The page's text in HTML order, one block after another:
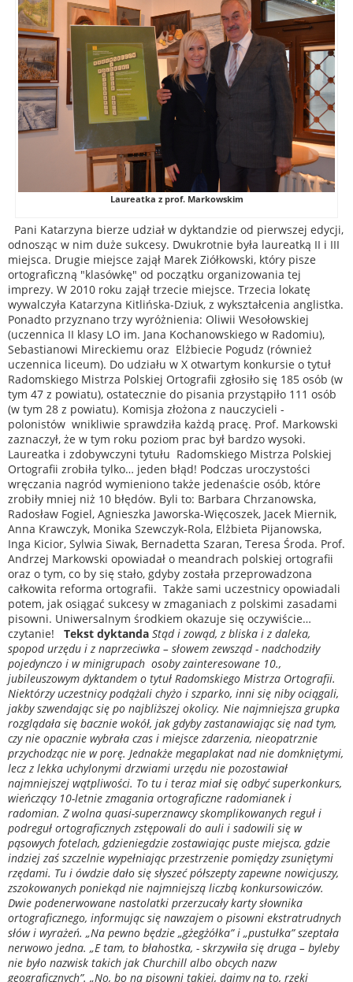
Laureatka z prof. Markowskim
Pani Katarzyna bierze udział w dyktandzie od pierwszej edycji,
odnosząc w nim duże sukcesy. Dwukrotnie była laureatką II i III
miejsca. Drugie miejsce zajął Marek Ziółkowski, który pisze
ortograficzną "klasówkę" od początku organizowania tej
imprezy. W 2010 roku zajął trzecie miejsce. Trzecia lokatę
wywalczyła Katarzyna Kitlińska-Dziuk, z wykształcenia anglistka.
Ponadto przyznano trzy wyróżnienia: Oliwii Wesołowskiej
(uczennica II klasy LO im. Jana Kochanowskiego w Radomiu),
Sebastianowi Mireckiemu oraz Elżbiecie Pogudz (również
uczennica liceum). Do udziału w X otwartym konkursie o tytuł
Radomskiego Mistrza Polskiej Ortografii zgłosiło się 185 osób (w
tym 47 z powiatu), ostatecznie do pisania przystąpiło 111 osób
(w tym 28 z powiatu). Komisja złożona z nauczycieli -
polonistów wnikliwie sprawdziła każdą pracę. Prof. Markowski
zaznaczył, że w tym roku poziom prac był bardzo wysoki.
Laureatka i zdobywczyni tytułu Radomskiego Mistrza Polskiej
Ortografii zrobiła tylko… jeden błąd! Podczas uroczystości
wręczania nagród wymieniono także jedenaście osób, które
zrobiły mniej niż 10 błędów. Byli to: Barbara Chrzanowska,
Radosław Fogiel, Agnieszka Jaworska-Więcoszek, Jacek Miernik,
Anna Krawczyk, Monika Szewczyk-Rola, Elżbieta Pijanowska,
Inga Kicior, Sylwia Siwak, Bernadetta Szaran, Teresa Środa. Prof.
Andrzej Markowski opowiadał o meandrach polskiej ortografii
oraz o tym, co by się stało, gdyby została przeprowadzona
całkowita reforma ortografii. Także sami uczestnicy opowiadali
potem, jak osiągać sukcesy w zmaganiach z polskimi zasadami
pisowni. Uniwersalnym środkiem okazuje się oczywiście…
czytanie! Tekst dyktanda Stąd i zowąd, z bliska i z daleka,
spopod urzędu i z naprzeciwka – słowem zewsząd - nadchodziły
pojedynczo i w minigrupach osoby zainteresowane 10.,
jubileuszowym dyktandem o tytuł Radomskiego Mistrza Ortografii.
Niektórzy uczestnicy podążali chyżo i szparko, inni się niby ociągali,
jakby szwendając się po najbliższej okolicy. Nie najmniejsza grupka
rozglądała się bacznie wokół, jak gdyby zastanawiając się nad tym,
czy nie opacznie wybrała czas i miejsce zdarzenia, nieopatrznie
przychodząc nie w porę. Jednakże megaplakat nad nie domkniętymi,
lecz z lekka uchylonymi drzwiami urzędu nie pozostawiał
najmniejszej wątpliwości. To tu i teraz miał się odbyć superkonkurs,
wieńczący 10-letnie zmagania ortograficzne radomianek i
radomian. Z wolna quasi-superznawcy skomplikowanych reguł i
podreguł ortograficznych zstępowali do auli i sadowili się w
pąsowych fotelach, gdzieniegdzie zostawiając puste miejsca, gdzie
indziej zaś szczelnie wypełniając przestrzenie pomiędzy zsuniętymi
rzędami. Tu i ówdzie dało się słyszeć półszepty zapewne nowicjuszy,
zszokowanych poniekąd nie najmniejszą liczbą konkursowiczów.
Dwie podenerwowane nastolatki przerzucały karty słownika
ortograficznego, informując się nawzajem o pisowni ekstratrudnych
słów i wyrażeń. „Na pewno będzie „gżegżółka” i „pustułka” szeptała
nerwowo jedna. „E tam, to błahostka, - skrzywiła się druga – byleby
nie było nazwisk takich jak Churchill albo obcych nazw
geograficznych”. „No, bo na pisowni takiej, dajmy na to, rzeki